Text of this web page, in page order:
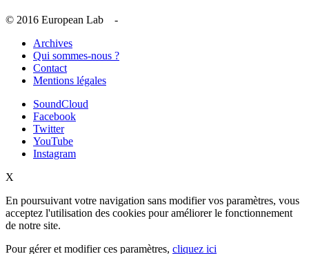
© 2016 European Lab -
Archives
Qui sommes-nous ?
Contact
Mentions légales
SoundCloud
Facebook
Twitter
YouTube
Instagram
X
En poursuivant votre navigation sans modifier vos paramètres, vous
acceptez l'utilisation des cookies pour améliorer le fonctionnement
de notre site.
Pour gérer et modifier ces paramètres, cliquez ici